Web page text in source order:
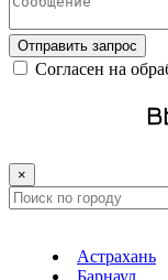
Отправить запрос
Cогласен на
×
Астрахань